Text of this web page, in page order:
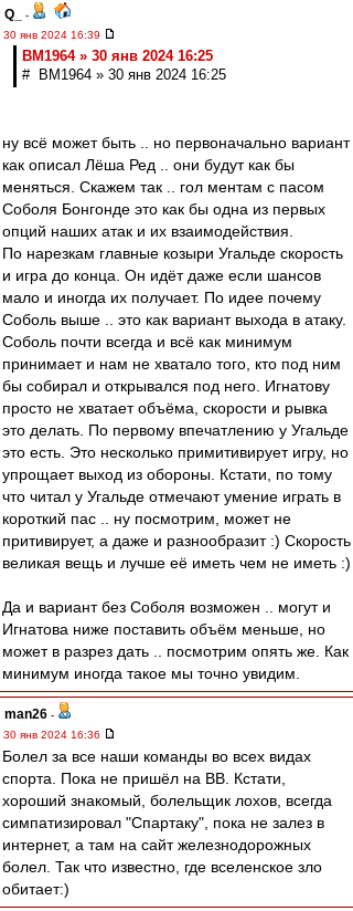
Q_
-
30 янв 2024 16:39
BM1964 » 30 янв 2024 16:25
# BM1964 » 30 янв 2024 16:25
ну всё может быть .. но первоначально вариант
как описал Лёша Ред .. они будут как бы
меняться. Скажем так .. гол ментам с пасом
Соболя Бонгонде это как бы одна из первых
опций наших атак и их взаимодействия.
По нарезкам главные козыри Угальде скорость
и игра до конца. Он идёт даже если шансов
мало и иногда их получает. По идее почему
Соболь выше .. это как вариант выхода в атаку.
Соболь почти всегда и всё как минимум
принимает и нам не хватало того, кто под ним
бы собирал и открывался под него. Игнатову
просто не хватает объёма, скорости и рывка
это делать. По первому впечатлению у Угальде
это есть. Это несколько примитивирует игру, но
упрощает выход из обороны. Кстати, по тому
что читал у Угальде отмечают умение играть в
короткий пас .. ну посмотрим, может не
притивирует, а даже и разнообразит :) Скорость
великая вещь и лучше её иметь чем не иметь :)
Да и вариант без Соболя возможен .. могут и
Игнатова ниже поставить объём меньше, но
может в разрез дать .. посмотрим опять же. Как
минимум иногда такое мы точно увидим.
man26 -
30 янв 2024 16:36
Болел за все наши команды во всех видах
спорта. Пока не пришёл на ВВ. Кстати,
хороший знакомый, болельщик лохов, всегда
симпатизировал "Спартаку", пока не залез в
интернет, а там на сайт железнодорожных
болел. Так что известно, где вселенское зло
обитает:)